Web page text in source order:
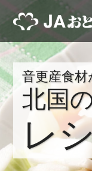
音更産食材
北国
レ